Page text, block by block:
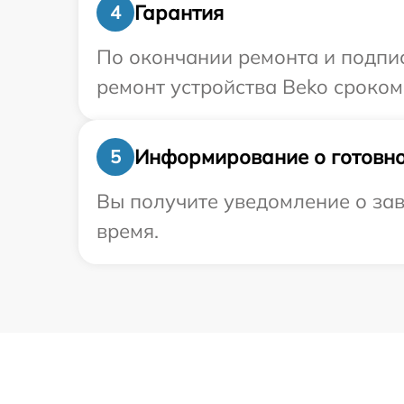
4
Гарантия
По окончании ремонта и
ремонт устройства Beko
5
Информирование о
Вы получите уведомление о
время.